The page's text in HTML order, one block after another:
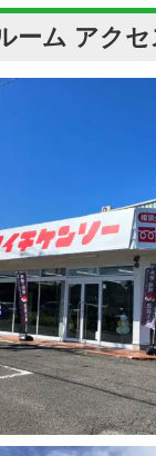
ーム アク